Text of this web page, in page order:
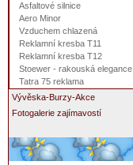
Asfaltové silnice
Aero Minor
Vzduchem chlazená
Reklamní kresba T11
Reklamní kresba T12
Stoewer - rakouská elegance
Tatra 75 reklama
Vývěska-Burzy-Akce
Fotogalerie zajímavostí